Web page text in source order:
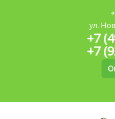
ул.
+7
+7